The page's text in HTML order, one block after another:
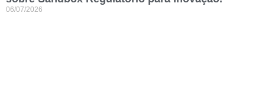
06/07/2026